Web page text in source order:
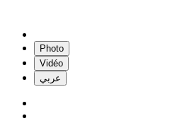
Photo
Vidéo
عربي